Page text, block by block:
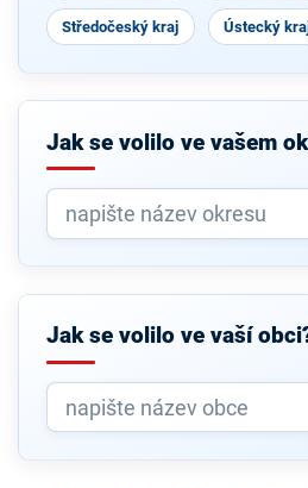
Středočeský kraj Ústecký
Jak se volilo ve vašem
Jak se volilo ve vaší